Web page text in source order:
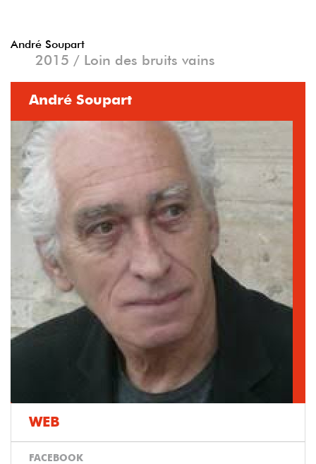
André Soupart
2015 / Loin des bruits vains
André Soupart
WEB
FACEBOOK